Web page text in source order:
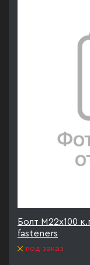
Болт М22х100
fasteners
под заказ